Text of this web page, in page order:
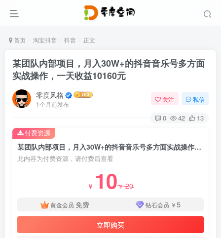
首页 淘宝抖音 抖音 正文
某团队内部项目，月入30W+的抖音音乐号多方面
实战操作，一天收益10160元
零度风格
1个月前发布
关注 私信
0 42 13
某团队内部项目，月入30W+的抖音音乐号多方面实战操作，一天收益10160元
此内容为付费资源，请付费后查看
￥ 10￥20
黄金会员 免费 钻石会员 ￥5
立即购买
付费资源